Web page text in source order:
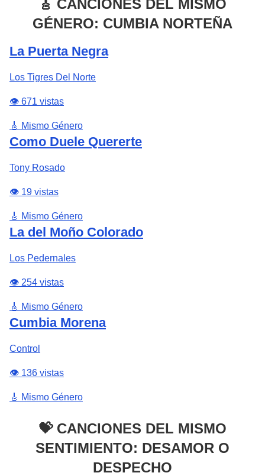
🎸 CANCIONES DEL MISMO
GÉNERO: CUMBIA NORTEÑA
La Puerta Negra
Los Tigres Del Norte
👁️ 671 vistas
🎸 Mismo Género
Como Duele Quererte
Tony Rosado
👁️ 19 vistas
🎸 Mismo Género
La del Moño Colorado
Los Pedernales
👁️ 254 vistas
🎸 Mismo Género
Cumbia Morena
Control
👁️ 136 vistas
🎸 Mismo Género
💝 CANCIONES DEL MISMO
SENTIMIENTO: DESAMOR O
DESPECHO